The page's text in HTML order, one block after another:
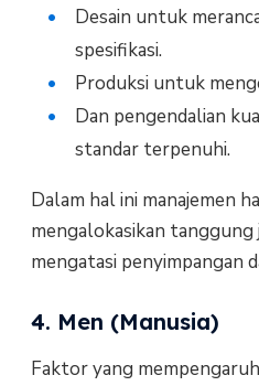
Desain untuk
spesifikasi.
Produksi untuk
Dan pengendalian
standar terpenuhi.
Dalam hal ini manajemen
mengalokasikan tanggung
mengatasi penyimpangan
4. Men (Manusia)
Faktor yang